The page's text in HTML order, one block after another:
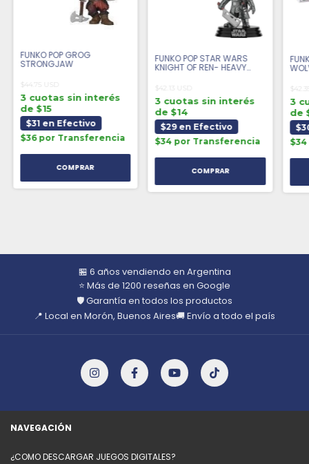
FUNKO POP GROG
STRONGJAW
$44.75 USD
3 cuotas sin interés
de $15
$31 en Efectivo
$36 por Transferencia
FUNKO POP STAR WARS
KNIGHT OF REN- HEAVY
$42.13 USD
3 cuotas sin interés
de $14
$29 en Efectivo
$34 por Transferencia
3
de
🏪 6 años vendiendo en Argentina
⭐ Más de 1200 reseñas en Google
🛡️ Garantía en todos los productos
📍 Local en Morón, Buenos Aires🚚 Envío a todo el país
NAVEGACIÓN
¿COMO DESCARGAR JUEGOS DIGITALES?